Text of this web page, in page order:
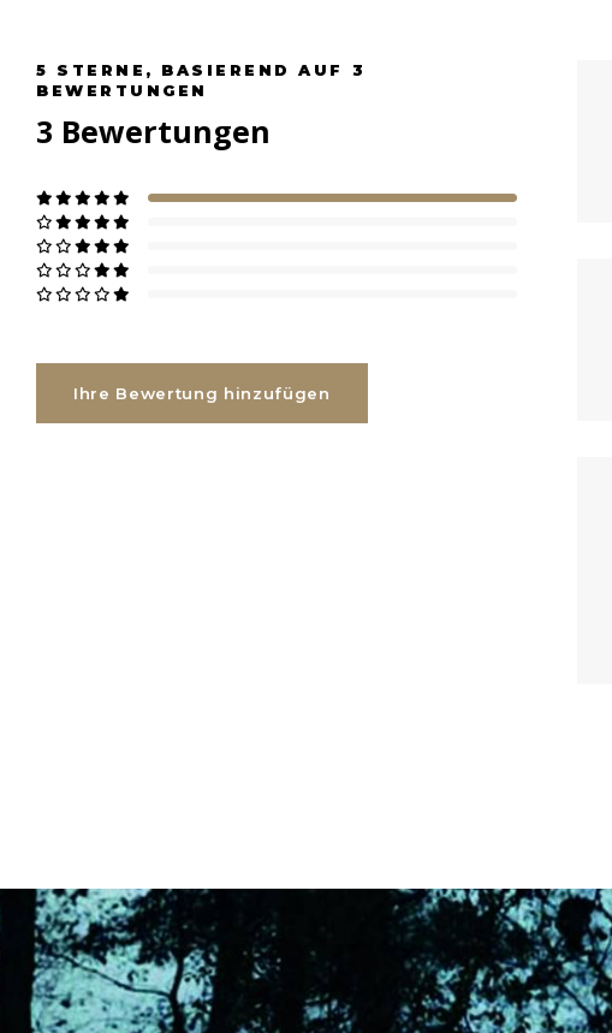
5 STERNE, BASIEREND AUF 3
BEWERTUNGEN
3 Bewertungen
Ihre Bewertung hinzufügen